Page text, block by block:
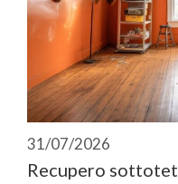
31/07/2026
Recupero